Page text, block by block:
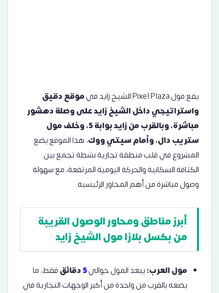
يقع مول Pixel Plaza الشيخ زايد في
موقع دقيق
واستراتيجي داخل الشيخ زايد على وصلة دهشور
مباشرة، وبالقرب من زايد بوابة 5، وخلف مول
ستريب دال، وأمام سيتي ووك، هذا الموقع يضع
المشروع في قلب منطقة تجارية نشطة تجمع بين
الكثافة السكانية والحركة اليومية المرتفعة، مع سهولة
وصول مباشرة من أهم المحاور الرئيسية.
أبرز مناطق ومحاور الوصول القريبة
من بكسل بلازا مول الشيخ زايد
مول العرب:يبعد المول حوالي دقائقفقط، ما
يضعه بالقرب من واحدة من أكبر الوجهات التجارية في